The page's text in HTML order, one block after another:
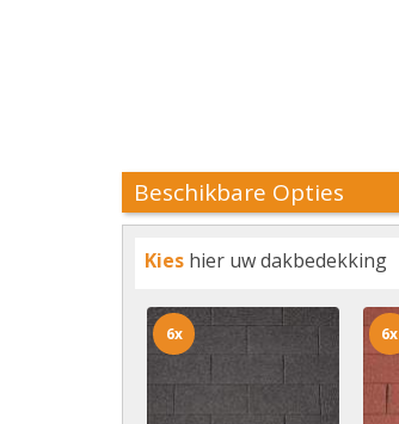
Beschikbare Opties
Kies hier uw dakbedekking
6x 6x